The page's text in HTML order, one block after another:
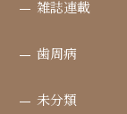
雑誌連載
歯周病
未分類